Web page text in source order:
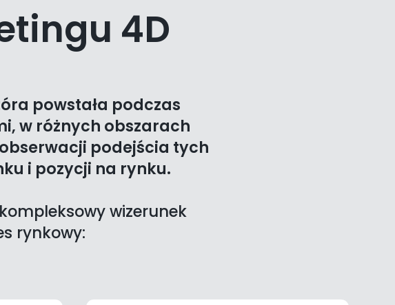
4D
powstała podczas
w różnych obszarach
podejścia tych
i pozycji na rynku.
wizerunek
rynkowy: